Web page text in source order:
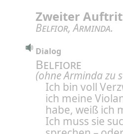
Zweiter
Belfior,Arminda.
Dialog
Belfiore
(ohne Arminda zu
Ich bin voll
ich meine
habe, weiß ich
Ich muss sie